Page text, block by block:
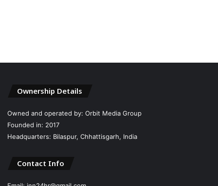
Ownership Details
Owned and operated by: Orbit Media Group
Founded in: 2017
Headquarters: Bilaspur, Chhattisgarh, India
Contact Info